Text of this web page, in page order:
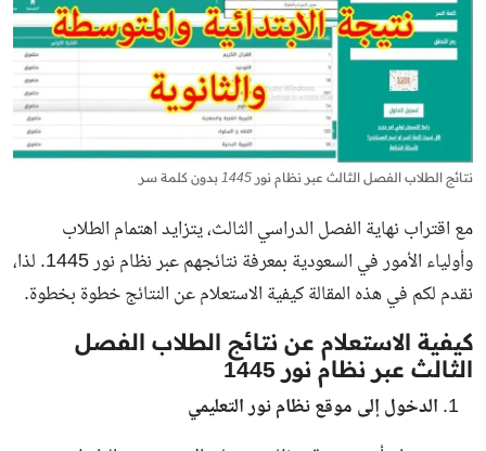
نتائج الطلاب الفصل الثالث عبر نظام نور 1445 بدون كلمة سر
مع اقتراب نهاية الفصل الدراسي الثالث، يتزايد اهتمام الطلاب
وأولياء الأمور في السعودية بمعرفة نتائجهم عبر نظام نور 1445. لذا،
نقدم لكم في هذه المقالة كيفية الاستعلام عن النتائج خطوة بخطوة.
كيفية الاستعلام عن نتائج الطلاب الفصل
الثالث عبر نظام نور 1445
الدخول إلى موقع نظام نور التعليمي